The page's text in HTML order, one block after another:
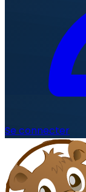
Se connecter